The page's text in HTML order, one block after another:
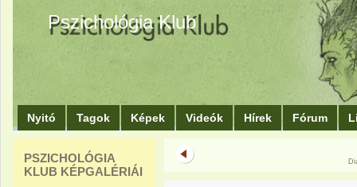
Pszichológia Klub
Nyitó Tagok Képek Videók Hírek Fórum
PSZICHOLÓGIA
KLUB KÉPGALÉRIÁI